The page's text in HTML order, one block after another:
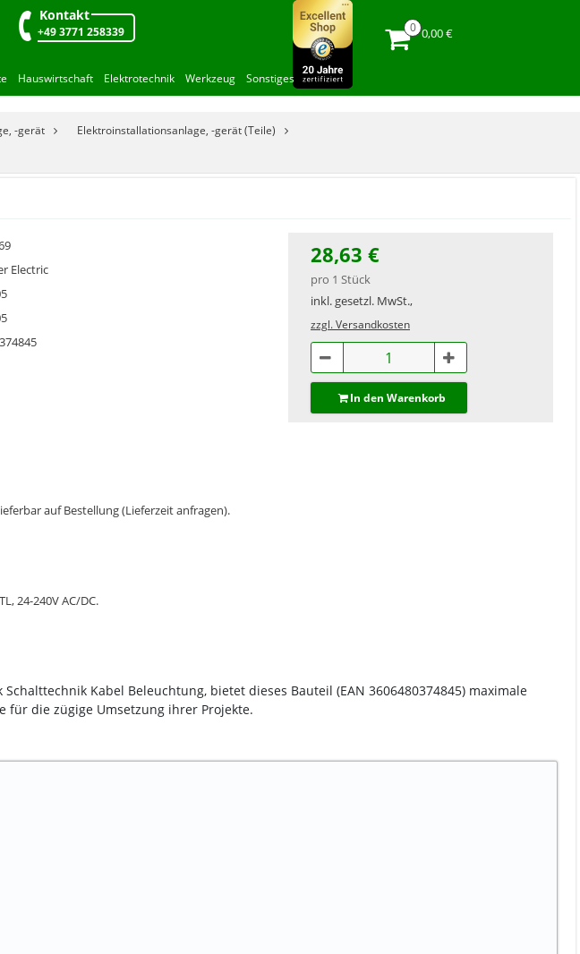
Kontakt
+49 3771 258339 0,00 €
Hauswirtschaft Elektrotechnik Werkzeug Sonstiges
-gerät
Elektroinstallationsanlage, -gerät (Teile)
Electric
auf Bestellung (Lieferzeit anfragen).
28,63 €
pro 1 Stück
inkl. gesetzl. MwSt.,
zzgl. Versandkosten
In den Warenkorb
24-240V AC/DC.
Kabel Beleuchtung, bietet dieses Bauteil (EAN 3606480374845) maximale
für die zügige Umsetzung ihrer Projekte.